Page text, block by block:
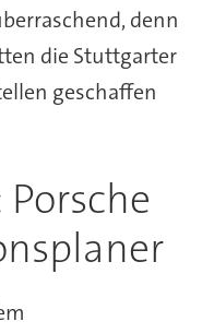
denn
die Stuttgarter
geschaffen